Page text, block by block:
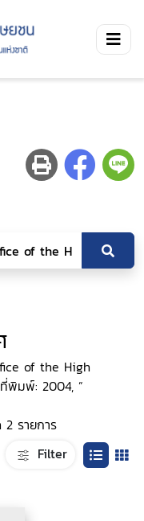
of the High
พิมพ์: 2004, ”
รายการ
Filter